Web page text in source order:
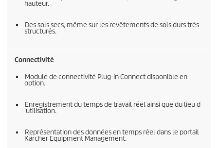
hauteur.
Des sols secs, même sur les revêtements de sols durs très
structurés.
Connectivité
Module de connectivité Plug-in Connect disponible en
option.
Enregistrement du temps de travail réel ainsi que du lieu d
'utilisation.
Représentation des données en temps réel dans le portail
Kärcher Equipment Management.